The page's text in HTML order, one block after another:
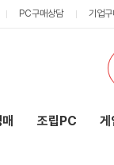
PC구매상담 기업
조립PC 게